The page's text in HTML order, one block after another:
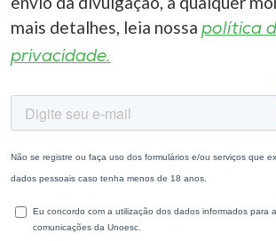
mais detalhes, leia nossa política
privacidade.